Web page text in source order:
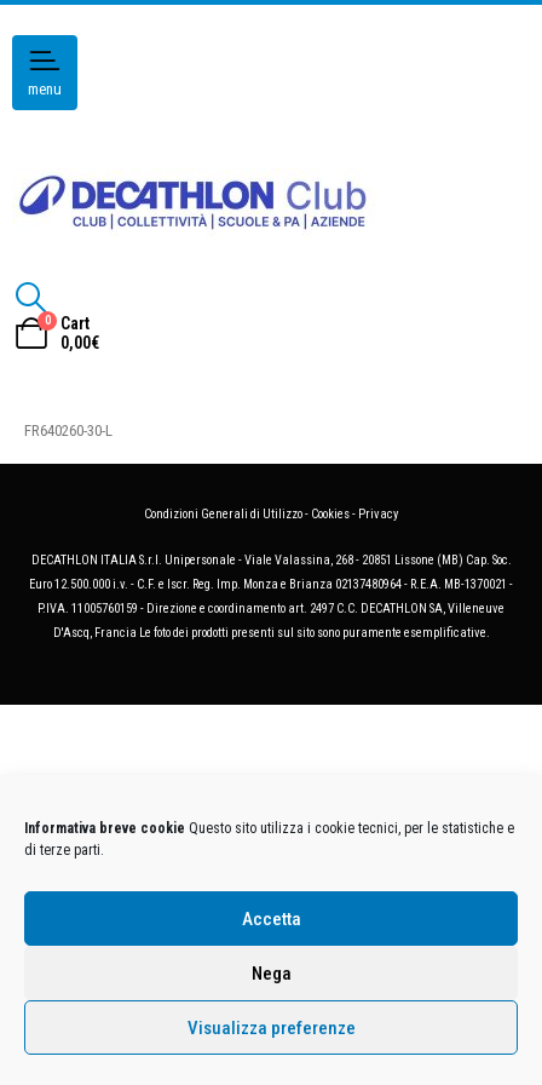
Informativa breve cookie Questo sito utilizza i cookie tecnici, per le statistiche e
di terze parti.
Accetta
Nega
Visualizza preferenze
menu
0
Cart
0,00€
FR640260-30-L
Condizioni Generali di Utilizzo- Cookies- Privacy
DECATHLON ITALIA S.r.l. Unipersonale - Viale Valassina, 268 - 20851 Lissone (MB) Cap. Soc.
Euro 12.500.000 i.v. - C.F. e Iscr. Reg. Imp. Monza e Brianza 02137480964 - R.E.A. MB-1370021 -
P.IVA. 11005760159 - Direzione e coordinamento art. 2497 C.C. DECATHLON SA, Villeneuve
D'Ascq, Francia Le foto dei prodotti presenti sul sito sono puramente esemplificative.